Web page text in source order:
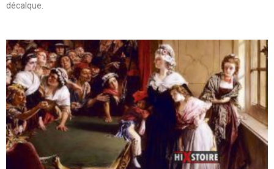
décalque.